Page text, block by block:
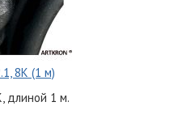
8K (1 м)
длиной 1 м.